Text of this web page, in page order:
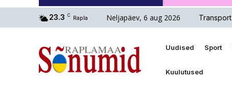
23.3 C Rapla Neljapäev, 6 aug 2026 Transport
Uudised Sport
Kuulutused